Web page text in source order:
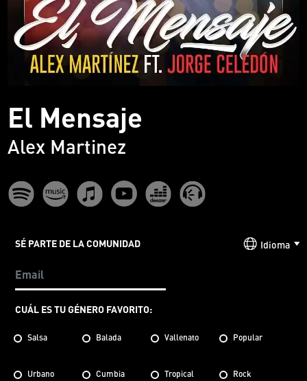
El Mensaje
Alex Martinez
SÉ PARTE DE LA COMUNIDAD
CUÁL ES TU GÉNERO FAVORITO:
Salsa Balada Vallenato Popular
Urbano Cumbia Tropical Rock
Idioma